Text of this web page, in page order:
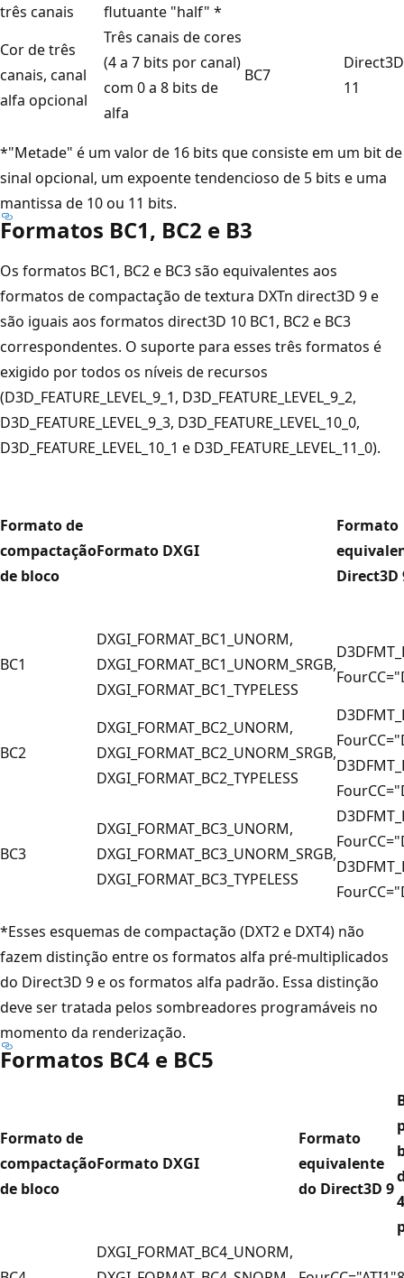
três canais
flutuante "half" *
Cor de três
canais, canal
alfa opcional
Três canais de cores
(4 a 7 bits por canal)
com 0 a 8 bits de
alfa
BC7
Direct3D
11
*"Metade" é um valor de 16 bits que consiste em um bit de
sinal opcional, um expoente tendencioso de 5 bits e uma
mantissa de 10 ou 11 bits.
Formatos BC1, BC2 e B3
Os formatos BC1, BC2 e BC3 são equivalentes aos
formatos de compactação de textura DXTn direct3D 9 e
são iguais aos formatos direct3D 10 BC1, BC2 e BC3
correspondentes. O suporte para esses três formatos é
exigido por todos os níveis de recursos
(D3D_FEATURE_LEVEL_9_1, D3D_FEATURE_LEVEL_9_2,
D3D_FEATURE_LEVEL_9_3, D3D_FEATURE_LEVEL_10_0,
D3D_FEATURE_LEVEL_10_1 e D3D_FEATURE_LEVEL_11_0).
Formato de
compactação
de bloco
Formato DXGI
Formato
Direct3D
BC1
DXGI_FORMAT_BC1_UNORM,
DXGI_FORMAT_BC1_UNORM_SRGB,
DXGI_FORMAT_BC1_TYPELESS
BC2
DXGI_FORMAT_BC2_UNORM,
DXGI_FORMAT_BC2_UNORM_SRGB,
DXGI_FORMAT_BC2_TYPELESS
BC3
DXGI_FORMAT_BC3_UNORM,
DXGI_FORMAT_BC3_UNORM_SRGB,
DXGI_FORMAT_BC3_TYPELESS
*Esses esquemas de compactação (DXT2 e DXT4) não
fazem distinção entre os formatos alfa pré-multiplicados
do Direct3D 9 e os formatos alfa padrão. Essa distinção
deve ser tratada pelos sombreadores programáveis no
momento da renderização.
Formatos BC4 e BC5
Formato de
compactação
de bloco
Formato DXGI
Formato
equivalente
do Direct3D 9
DXGI_FORMAT_BC4_UNORM,